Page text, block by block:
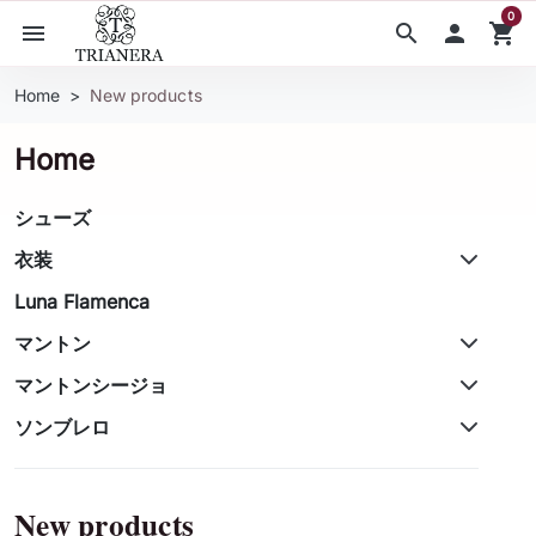
search
menu  shopping_cart
0
Home New products
Home
シューズ
衣装
Luna Flamenca
マントン
マントンシージョ
ソンブレロ
New products